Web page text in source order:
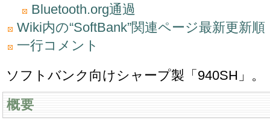
Bluetooth.org通過
Wiki内の“SoftBank”関連ページ最新更新順
一行コメント
ソフトバンク向けシャープ製「940SH」。
概要